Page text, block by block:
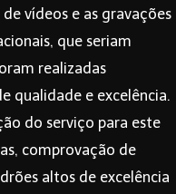
vídeos e as gravações
que seriam
realizadas
qualidade e excelência.
do serviço para este
comprovação de
altos de excelência